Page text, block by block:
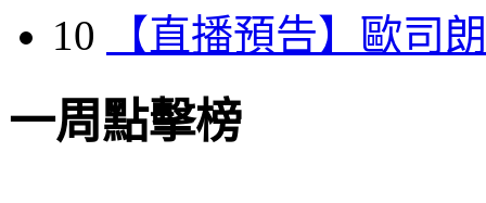
10
【直播預告】歐司
一周點擊榜